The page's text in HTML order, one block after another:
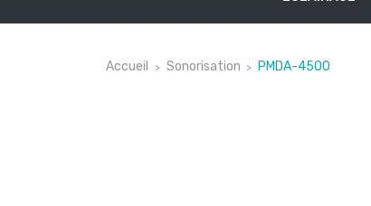
Accueil Sonorisation PMDA-4500